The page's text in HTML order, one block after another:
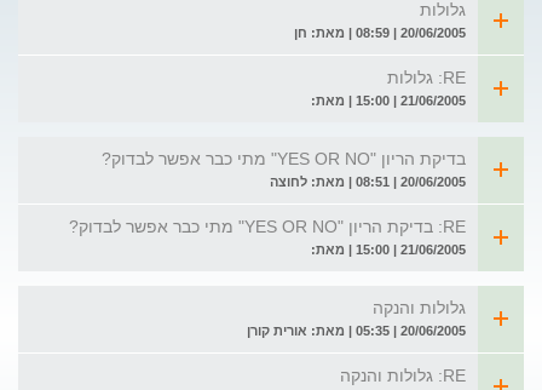
גלולות
20/06/2005 | 08:59 | מאת: חן
RE: גלולות
21/06/2005 | 15:00 | מאת:
בדיקת הריון "YES OR NO" מתי כבר אפשר לבדוק?
20/06/2005 | 08:51 | מאת: לחוצה
RE: בדיקת הריון "YES OR NO" מתי כבר אפשר לבדוק?
21/06/2005 | 15:00 | מאת:
גלולות והנקה
20/06/2005 | 05:35 | מאת: אורית קורן
RE: גלולות והנקה